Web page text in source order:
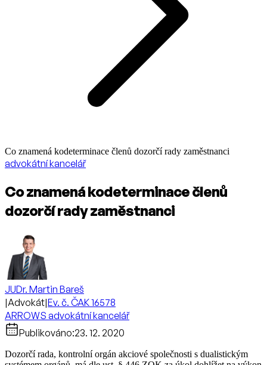
Co znamená kodeterminace členů dozorčí rady zaměstnanci
advokátní kancelář
Co znamená kodeterminace členů
dozorčí rady zaměstnanci
JUDr. Martin Bareš
|Advokát|Ev. č. ČAK 16578
ARROWS advokátní kancelář
Publikováno:23. 12. 2020
Dozorčí rada, kontrolní orgán akciové společnosti s dualistickým